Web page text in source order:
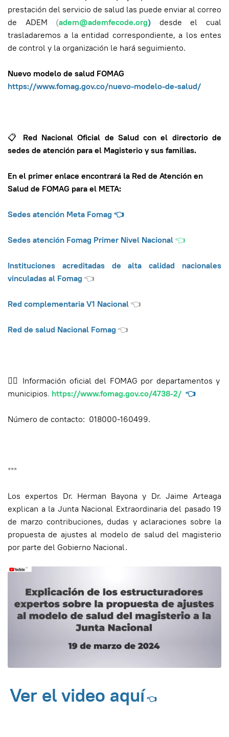
prestación del servicio de salud las puede enviar al correo
de ADEM (adem@ademfecode.org)
desde el cual
trasladaremos a la entidad correspondiente, a los entes
de control y la organización le hará seguimiento.
Nuevo modelo de salud FOMAG
https://www.fomag.gov.co/nuevo-modelo-de-salud/
📋
Red Nacional Oficial de Salud con el directorio de
sedes de atención para el Magisterio y sus familias.
En el primer enlace encontrará la Red de Atención en
Salud de FOMAG para el META:
Sedes atención Meta Fomag 👈
Sedes atención Fomag Primer Nivel Nacional👈
Instituciones acreditadas de alta calidad nacionales
vinculadas al Fomag 👈
Red complementaria V1 Nacional👈
Red de salud Nacional Fomag 👈
✍🏾 Información oficial del FOMAG por departamentos y
municipios. https://www.fomag.gov.co/4738-2/ 👈
Número de contacto: 018000-160499.
***
Los expertos Dr. Herman Bayona y Dr. Jaime Arteaga
explican a la Junta Nacional Extraordinaria del pasado 19
de marzo contribuciones, dudas y aclaraciones sobre la
propuesta de ajustes al modelo de salud del magisterio
por parte del Gobierno Nacional.
Ver el video aquí👈